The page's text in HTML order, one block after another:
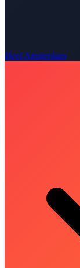
Heel Amsterdam